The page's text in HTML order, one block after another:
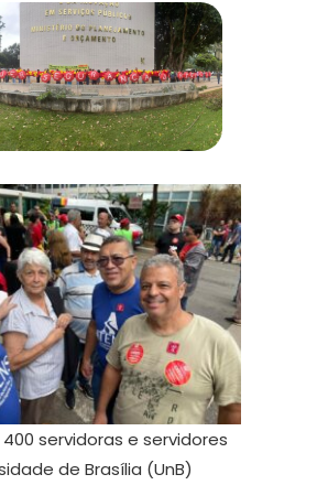
servidoras e servidores
de Brasília (UnB)